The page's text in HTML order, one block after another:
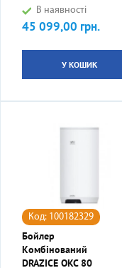
В наявності
Ціна
45 099,00 грн.
У КОШИК
Код: 100182329
Бойлер
Комбінований
DRAZICE OKC 80